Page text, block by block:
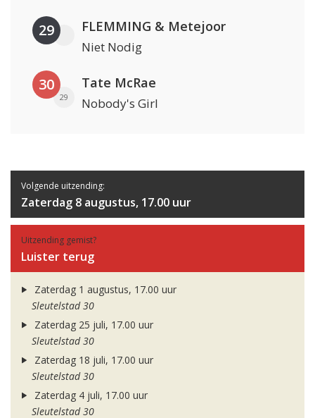
29 FLEMMING & Metejoor
Niet Nodig
30
29
Tate McRae
Nobody's Girl
Volgende uitzending:
Zaterdag 8 augustus, 17.00 uur
Uitzending gemist?
Luister terug
Zaterdag 1 augustus, 17.00 uur
Sleutelstad 30
Zaterdag 25 juli, 17.00 uur
Sleutelstad 30
Zaterdag 18 juli, 17.00 uur
Sleutelstad 30
Zaterdag 4 juli, 17.00 uur
Sleutelstad 30